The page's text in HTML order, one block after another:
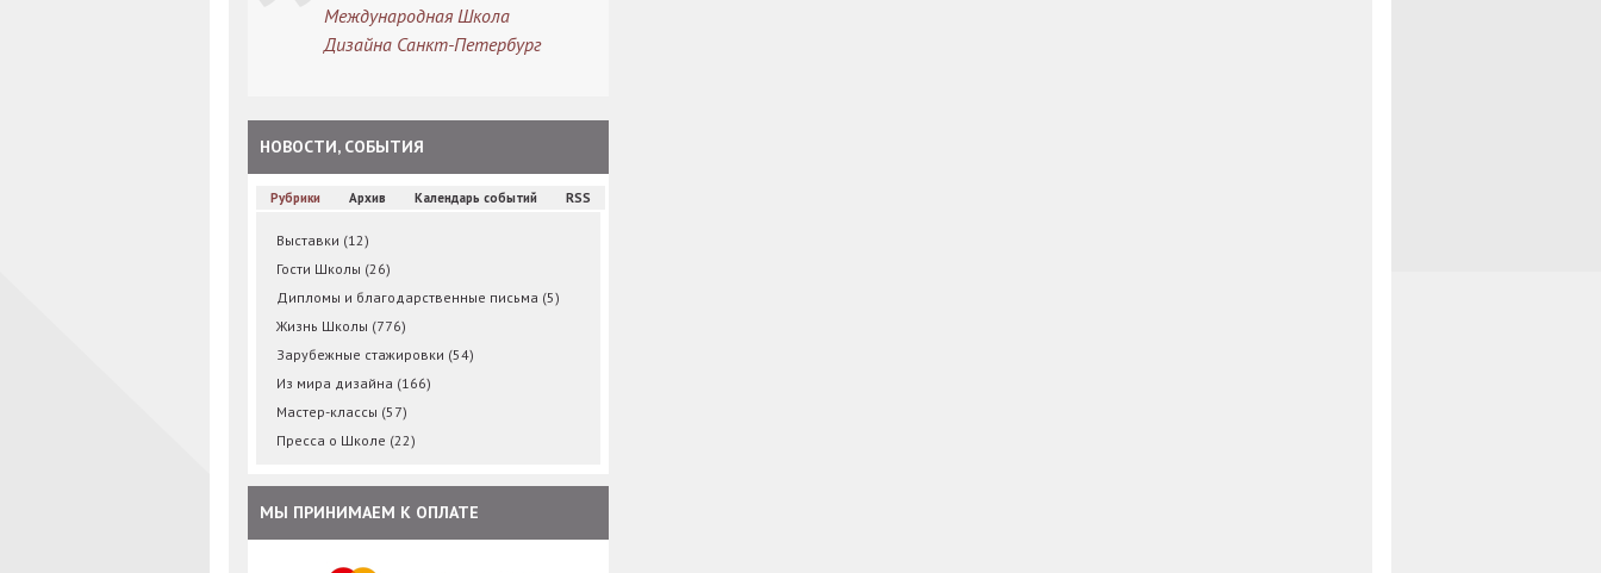
Международная Школа
Дизайна Санкт-Петербург
НОВОСТИ, СОБЫТИЯ
Рубрики Архив Календарь событий RSS
Выставки (12)
Гости Школы (26)
Дипломы и благодарственные письма (5)
Жизнь Школы (776)
Зарубежные стажировки (54)
Из мира дизайна (166)
Мастер-классы (57)
Пресса о Школе (22)
МЫ ПРИНИМАЕМ К ОПЛАТЕ